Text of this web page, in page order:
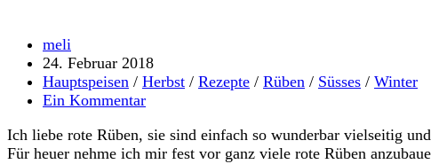
Beitrags-
Autor:
meli
Beitrag
veröffentlicht:
24. Februar 2018
Beitrags-
Kategorie:
Hauptspeisen / Herbst / Rezepte / Rüben / Süsses / Winter
Beitrags-
Ein Kommentar
Ich liebe rote Rüben, sie sind einfach so wunderbar vielseitig
Für heuer nehme ich mir fest vor ganz viele rote Rüben